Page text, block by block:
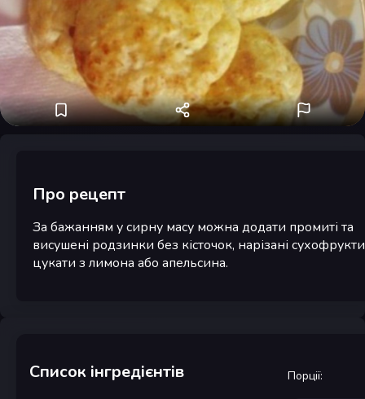
Про рецепт
За бажанням у сирну масу можна додати промиті та
висушені родзинки без кісточок, нарізані
цукати з лимона або апельсина.
Список інгредієнтів Порції: